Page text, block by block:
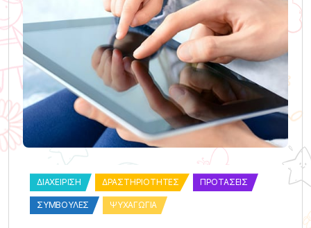
ΔΙΑΧΕΊΡΙΣΗ ΔΡΑΣΤΗΡΙΌΤΗΤΕΣ ΠΡΟΤΆΣΕΙΣ
ΣΥΜΒΟΥΛΈΣ ΨΥΧΑΓΩΓΊΑ